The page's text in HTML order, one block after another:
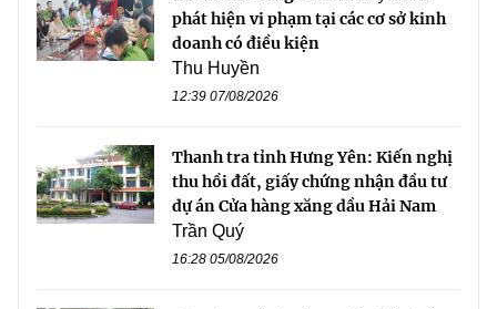
phát hiện vi phạm tại các cơ sở kinh
doanh có điều kiện
Thu Huyền
12:39 07/08/2026
Thanh tra tỉnh Hưng Yên: Kiến nghị
thu hồi đất, giấy chứng nhận đầu tư
dự án Cửa hàng xăng dầu Hải Nam
Trần Quý
16:28 05/08/2026